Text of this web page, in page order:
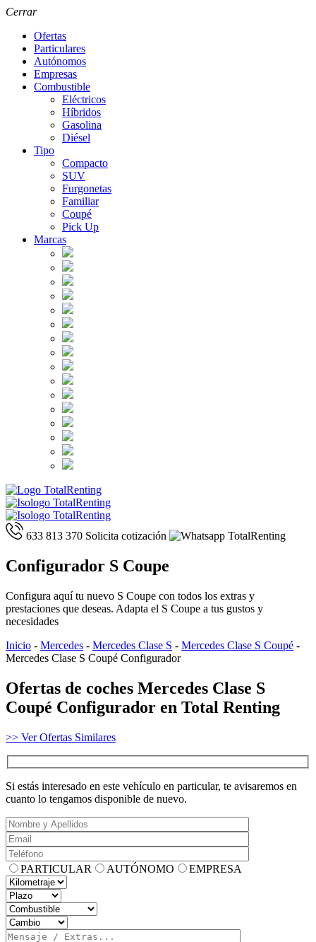
Cerrar
Ofertas
Particulares
Autónomos
Empresas
Combustible
Eléctricos
Híbridos
Gasolina
Diésel
Tipo
Compacto
SUV
Furgonetas
Familiar
Coupé
Pick Up
Marcas
633 813 370 Solicita cotización
Configurador S Coupe
Configura aquí tu nuevo S Coupe con todos los extras y
prestaciones que deseas. Adapta el S Coupe a tus gustos y
necesidades
Inicio - Mercedes - Mercedes Clase S - Mercedes Clase S Coupé -
Mercedes Clase S Coupé Configurador
Ofertas de coches Mercedes Clase S
Coupé Configurador en Total Renting
>> Ver Ofertas Similares
Si estás interesado en este vehículo en particular, te avisaremos en
cuanto lo tengamos disponible de nuevo.
PARTICULAR AUTÓNOMO EMPRESA